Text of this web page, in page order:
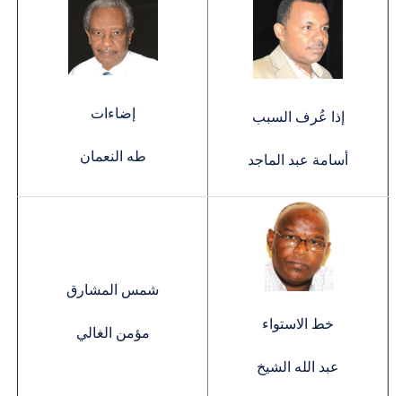
إذا عُرف السبب
أسامة عبد الماجد
إضاءات
طه النعمان
خط الاستواء
عبد الله الشيخ
شمس المشارق
مؤمن الغالي